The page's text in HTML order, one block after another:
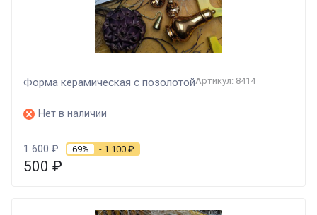
Форма керамическая с позолотойАртикул: 8414
Нет в наличии
1 600₽ 69% - 1 100 ₽
500 ₽